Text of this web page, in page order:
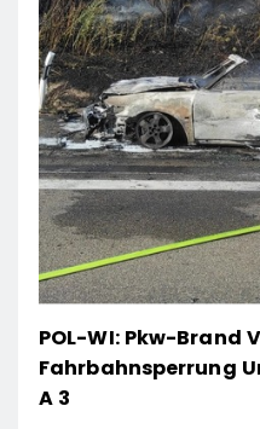
POL-WI: Pkw-Brand
Fahrbahnsperrung
A 3